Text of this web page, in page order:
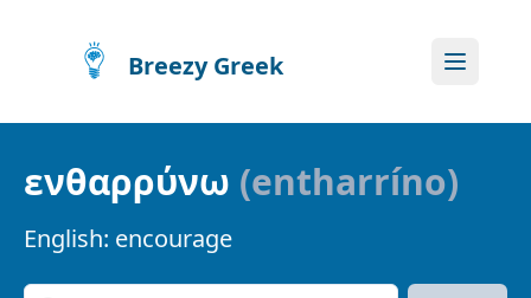
Breezy Greek
ενθαρρύνω (entharríno)
English: encourage